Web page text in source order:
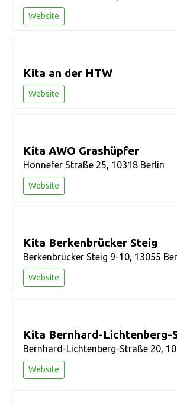
Website
Kita an der HTW
Website
Kita AWO Grashüpfer
Honnefer Straße 25, 10318 Berlin
Website
Kita Berkenbrücker Steig
Berkenbrücker Steig 9-10, 13055
Website
Kita Bernhard-Lichtenberg-
Bernhard-Lichtenberg-Straße 20,
Website